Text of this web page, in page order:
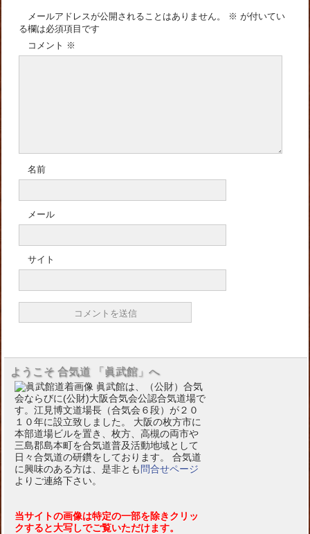
メールアドレスが公開されることはありません。 ※ が付いてい
る欄は必須項目です
コメント ※
名前
メール
サイト
ようこそ 合気道 「眞武館」へ
眞武館は、（公財）合気
会ならびに(公財)大阪合気会公認合気道場で
す。江見博文道場長（合気会６段）が２０
１０年に設立致しました。 大阪の枚方市に
本部道場ビルを置き、枚方、高槻の両市や
三島郡島本町を合気道普及活動地域として
日々合気道の研鑽をしております。 合気道
に興味のある方は、是非とも 問合せページ
よりご連絡下さい。
当サイトの画像は特定の一部を除きクリッ
クすると大写しでご覧いただけます。